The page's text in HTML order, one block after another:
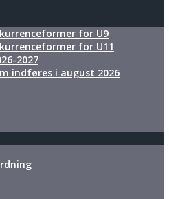
for U9
for U11
2027
indføres i august 2026